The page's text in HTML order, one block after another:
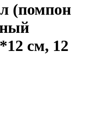
(помпон
см, 12